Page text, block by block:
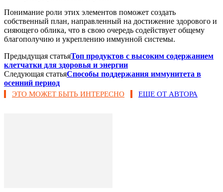
Понимание роли этих элементов поможет создать
собственный план, направленный на достижение здорового и
сияющего облика, что в свою очередь содействует общему
благополучию и укреплению иммунной системы.
Предыдущая статьяТоп продуктов с высоким содержанием
клетчатки для здоровья и энергии
Следующая статьяСпособы поддержания иммунитета в
осенний период
ЭТО МОЖЕТ БЫТЬ ИНТЕРЕСНО ЕЩЕ ОТ АВТОРА